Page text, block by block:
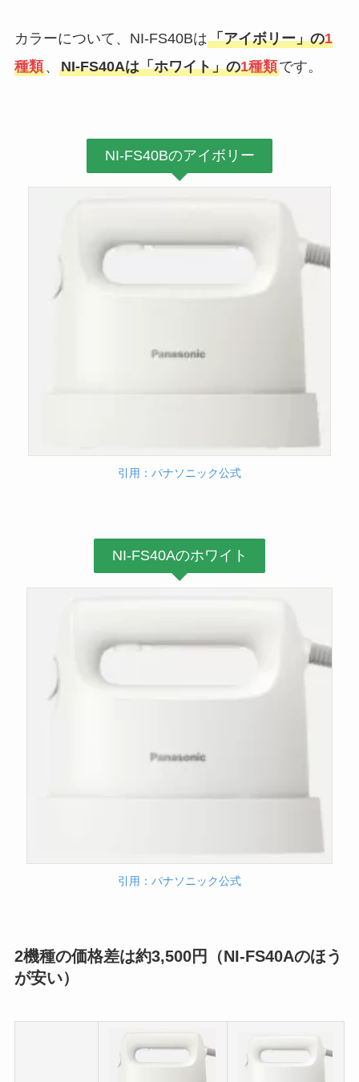
カラーについて、NI-FS40Bは「アイボリー」の1
種類、 NI-FS40Aは「ホワイト」の1種類です。
NI-FS40Bのアイボリー
引用：パナソニック公式
NI-FS40Aのホワイト
引用：パナソニック公式
2機種の価格差は約3,500円（NI-FS40Aのほう
が安い）